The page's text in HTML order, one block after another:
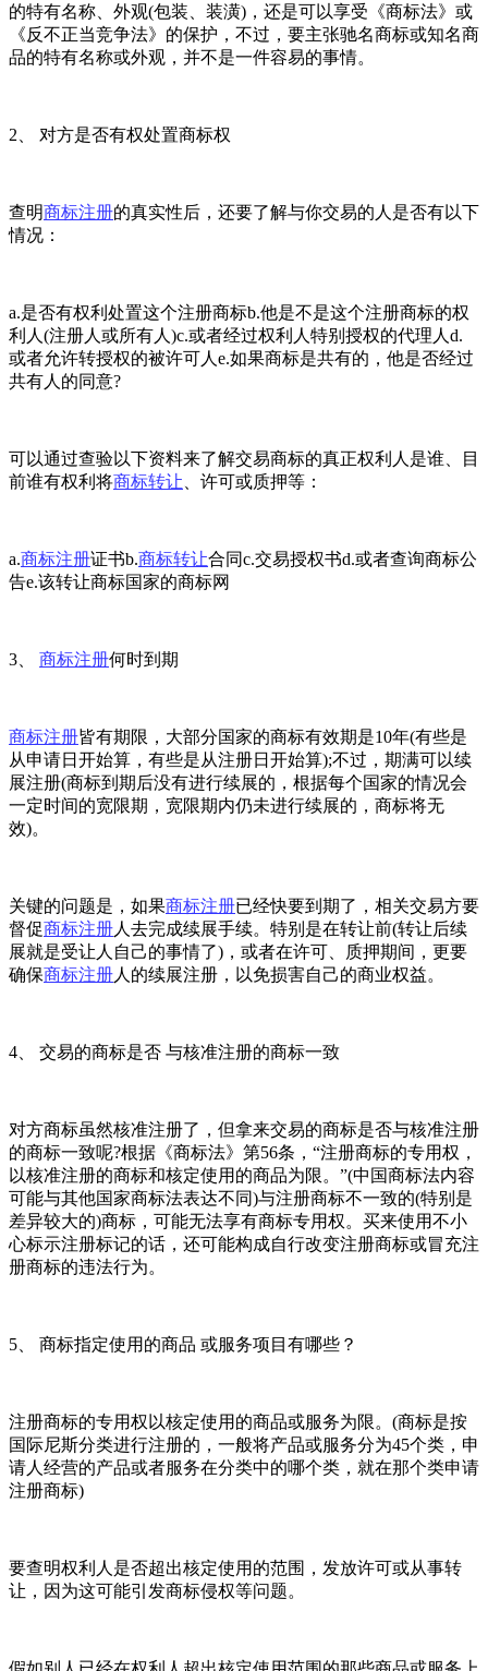
的特有名称、外观(包装、装潢)，还是可以享受《商标法》或
《反不正当竞争法》的保护，不过，要主张驰名商标或知名商
品的特有名称或外观，并不是一件容易的事情。
2、 对方是否有权处置商标权
查明商标注册的真实性后，还要了解与你交易的人是否有以下
情况：
a.是否有权利处置这个注册商标b.他是不是这个注册商标的权
利人(注册人或所有人)c.或者经过权利人特别授权的代理人d.
或者允许转授权的被许可人e.如果商标是共有的，他是否经过
共有人的同意?
可以通过查验以下资料来了解交易商标的真正权利人是谁、目
前谁有权利将商标转让 、许可或质押等：
a.商标注册证书b.商标转让合同c.交易授权书d.或者查询商标公
告e.该转让商标国家的商标网
3、 商标注册何时到期
商标注册皆有期限，大部分国家的商标有效期是10年(有些是
从申请日开始算，有些是从注册日开始算);不过，期满可以续
展注册(商标到期后没有进行续展的，根据每个国家的情况会
一定时间的宽限期，宽限期内仍未进行续展的，商标将无
效)。
关键的问题是，如果商标注册已经快要到期了，相关交易方要
督促商标注册人去完成续展手续。特别是在转让前(转让后续
展就是受让人自己的事情了)，或者在许可、质押期间，更要
确保商标注册人的续展注册，以免损害自己的商业权益。
4、 交易的商标是否 与核准注册的商标一致
对方商标虽然核准注册了，但拿来交易的商标是否与核准注册
的商标一致呢?根据《商标法》第56条，“注册商标的专用权，
以核准注册的商标和核定使用的商品为限。”(中国商标法内容
可能与其他国家商标法表达不同)与注册商标不一致的(特别是
差异较大的)商标，可能无法享有商标专用权。买来使用不小
心标示注册标记的话，还可能构成自行改变注册商标或冒充注
册商标的违法行为。
5、 商标指定使用的商品 或服务项目有哪些？
注册商标的专用权以核定使用的商品或服务为限。(商标是按
国际尼斯分类进行注册的，一般将产品或服务分为45个类，申
请人经营的产品或者服务在分类中的哪个类，就在那个类申请
注册商标)
要查明权利人是否超出核定使用的范围，发放许可或从事转
让，因为这可能引发商标侵权等问题。